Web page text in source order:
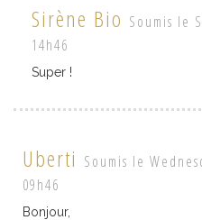
Sirène Bio Soumis le
14h46
Super !
Uberti Soumis le
09h46
Bonjour,